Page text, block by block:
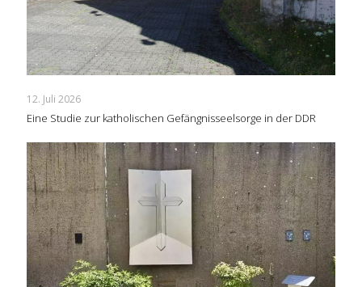
12. Juli 2026
Eine Studie zur katholischen Gefängnisseelsorge in der DDR